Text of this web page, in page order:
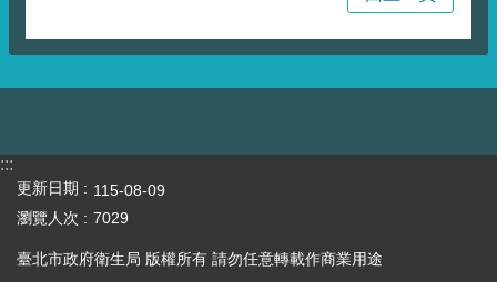
:::
更新日期
115-08-09
瀏覽人次
7029
臺北市政府衛生局 版權所有 請勿任意轉載作商業用途